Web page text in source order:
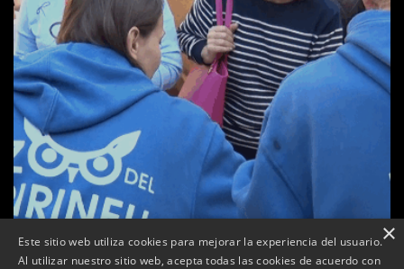
Tàrrega celebra la 25a Fira del Medi Ambient
×
Este sitio web utiliza cookies para mejorar la experiencia del usuario.
Al utilizar nuestro sitio web, acepta todas las cookies de acuerdo con